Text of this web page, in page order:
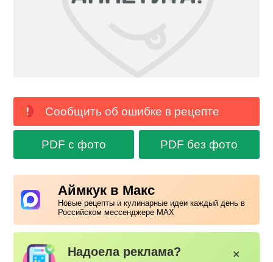
Сообщить об ошибке в рецепте
PDF с фото PDF без фото
Аймкук в Макс
Новые рецепты и кулинарные идеи каждый день в
Российском мессенджере MAX
Надоела реклама? ✕